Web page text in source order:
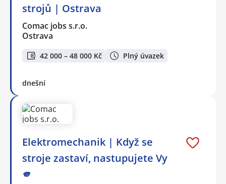
strojů | Ostrava
Comac jobs s.r.o.
Ostrava
42 000 – 48 000 Kč Plný úvazek
dnešní
Elektromechanik | Když se
stroje zastaví, nastupujete Vy
🫵